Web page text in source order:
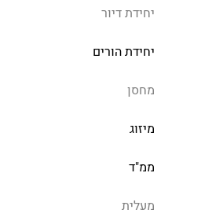
יחידת דיור
יחידת הורים
מחסן
מיזוג
ממ"ד
מעלית